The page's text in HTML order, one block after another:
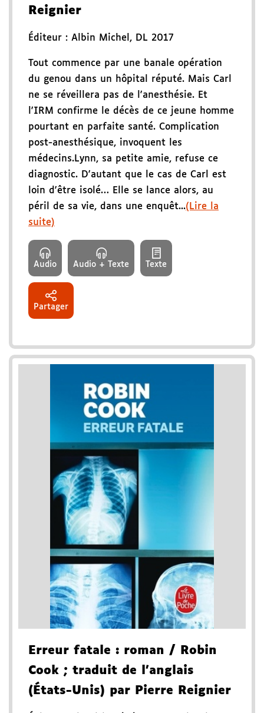
Reignier
Éditeur : Albin Michel , DL 2017
Tout commence par une banale opération
du genou dans un hôpital réputé. Mais Carl
ne se réveillera pas de l'anesthésie. Et
l'IRM confirme le décès de ce jeune homme
pourtant en parfaite santé. Complication
post-anesthésique, invoquent les
médecins.Lynn, sa petite amie, refuse ce
diagnostic. D'autant que le cas de Carl est
loin d'être isolé… Elle se lance alors, au
péril de sa vie, dans une enquêt...(Lire la
suite)
Audio Audio + Texte Texte
Partager
Erreur fatale : roman / Robin
Cook ; traduit de l'anglais
(États-Unis) par Pierre Reignier